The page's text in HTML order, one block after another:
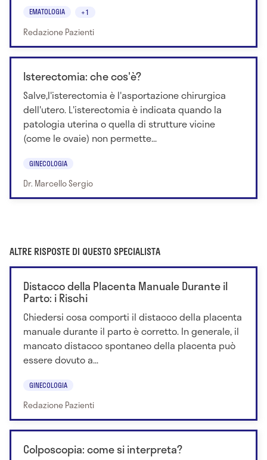
EMATOLOGIA +1
Redazione Pazienti
Isterectomia: che cos'è?
Salve,l'isterectomia è l'asportazione chirurgica
dell'utero. L'isterectomia è indicata quando la
patologia uterina o quella di strutture vicine
(come le ovaie) non permette...
GINECOLOGIA
Dr. Marcello Sergio
ALTRE RISPOSTE DI QUESTO SPECIALISTA
Distacco della Placenta Manuale Durante il
Parto: i Rischi
Chiedersi cosa comporti il distacco della placenta
manuale durante il parto è corretto. In generale, il
mancato distacco spontaneo della placenta può
essere dovuto a...
GINECOLOGIA
Redazione Pazienti
Colposcopia: come si interpreta?